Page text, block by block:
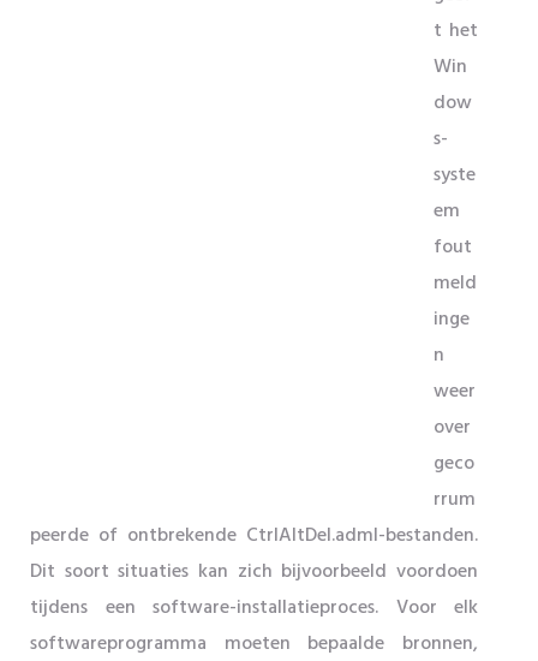
t het
Win
dow
s-
syste
em
fout
meld
inge
n
weer
over
geco
rrum
peerde of ontbrekende CtrlAltDel.adml-bestanden.
Dit soort situaties kan zich bijvoorbeeld voordoen
tijdens een software-installatieproces. Voor elk
softwareprogramma moeten bepaalde bronnen,